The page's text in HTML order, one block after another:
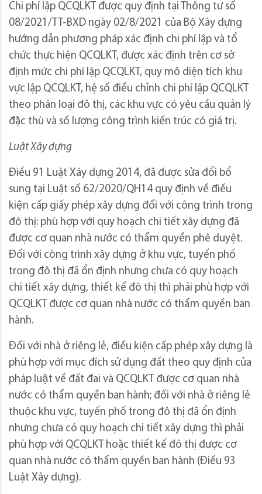
Chi phí lập QCQLKT được quy định tại Thông tư số
08/2021/TT-BXD ngày 02/8/2021 của Bộ Xây dựng
hướng dẫn phương pháp xác định chi phí lập và tổ
chức thực hiện QCQLKT, được xác định trên cơ sở
định mức chi phí lập QCQLKT, quy mô diện tích khu
vực lập QCQLKT, hệ số điều chỉnh chi phí lập QCQLKT
theo phân loại đô thị, các khu vực có yêu cầu quản lý
đặc thù và số lượng công trình kiến trúc có giá trị.
Luật Xây dựng
Điều 91 Luật Xây dựng 2014, đã được sửa đổi bổ
sung tại Luật số 62/2020/QH14 quy định về điều
kiện cấp giấy phép xây dựng đối với công trình trong
đô thị: phù hợp với quy hoạch chi tiết xây dựng đã
được cơ quan nhà nước có thẩm quyền phê duyệt.
Đối với công trình xây dựng ở khu vực, tuyến phố
trong đô thị đã ổn định nhưng chưa có quy hoạch
chi tiết xây dựng, thiết kế đô thị thì phải phù hợp với
QCQLKT được cơ quan nhà nước có thẩm quyền ban
hành.
Đối với nhà ở riêng lẻ, điều kiện cấp phép xây dựng là
phù hợp với mục đích sử dụng đất theo quy định của
pháp luật về đất đai và QCQLKT được cơ quan nhà
nước có thẩm quyền ban hành; đối với nhà ở riêng lẻ
thuộc khu vực, tuyến phố trong đô thị đã ổn định
nhưng chưa có quy hoạch chi tiết xây dựng thì phải
phù hợp với QCQLKT hoặc thiết kế đô thị được cơ
quan nhà nước có thẩm quyền ban hành (Điều 93
Luật Xây dựng).